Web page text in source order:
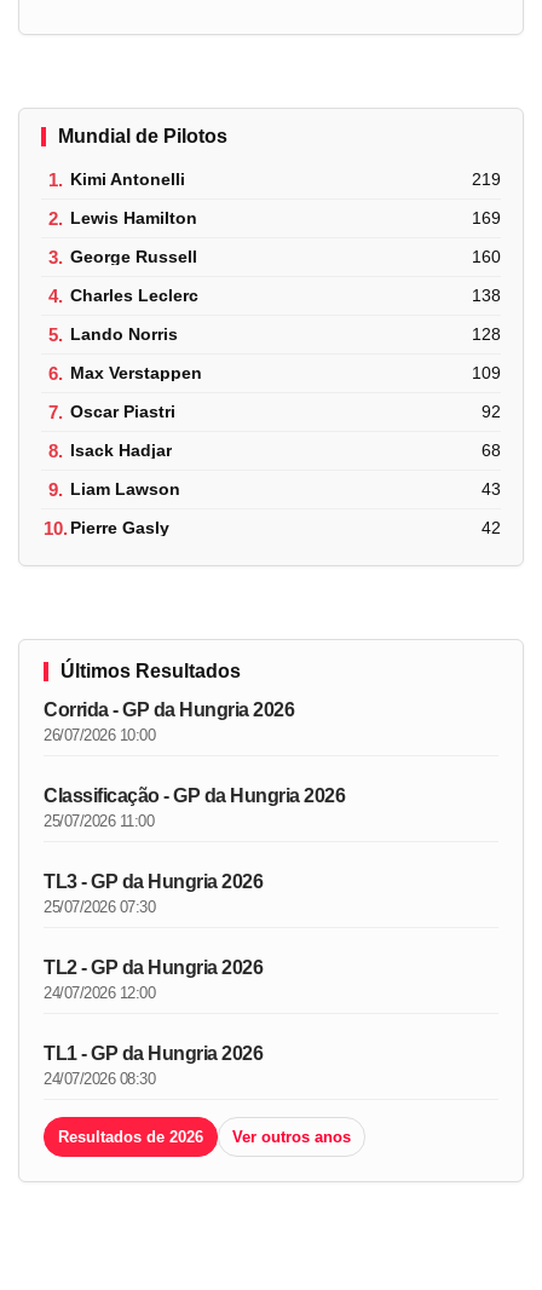
Mundial de Pilotos
1. Kimi Antonelli 219
2. Lewis Hamilton 169
3. George Russell 160
4. Charles Leclerc 138
5. Lando Norris 128
6. Max Verstappen 109
7. Oscar Piastri 92
8. Isack Hadjar 68
9. Liam Lawson 43
10.Pierre Gasly 42
Últimos Resultados
Corrida - GP da Hungria 2026
26/07/2026 10:00
Classificação - GP da Hungria 2026
25/07/2026 11:00
TL3 - GP da Hungria 2026
25/07/2026 07:30
TL2 - GP da Hungria 2026
24/07/2026 12:00
TL1 - GP da Hungria 2026
24/07/2026 08:30
Resultados de 2026 Ver outros anos